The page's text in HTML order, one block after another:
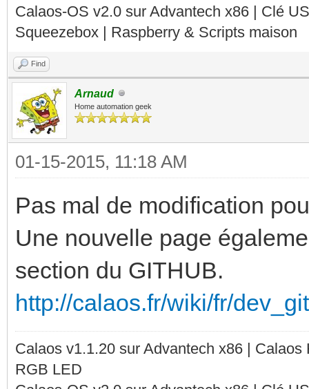
Calaos-OS v2.0 sur Advantech x86 | Clé
Squeezebox | Raspberry & Scripts maison
Find
Arnaud
Home automation geek
01-15-2015, 11:18 AM
Pas mal de modification
Une nouvelle page
section du GITHUB.
http://calaos.fr/wiki/fr/
Calaos v1.1.20 sur Advantech x86 |
RGB LED